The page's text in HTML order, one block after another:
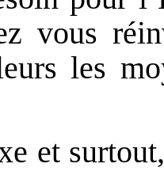
vous
les
et